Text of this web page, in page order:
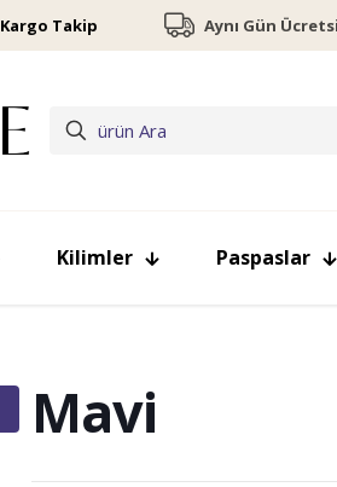
Kargo Takip Aynı Gün
Kilimler Paspaslar
Mavi